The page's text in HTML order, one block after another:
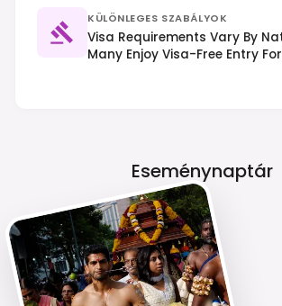
KÜLÖNLEGES SZABÁLYOK
Visa Requirements Vary By
Many Enjoy Visa-Free Entry
Generally Required. Drive On
Eseménynaptár